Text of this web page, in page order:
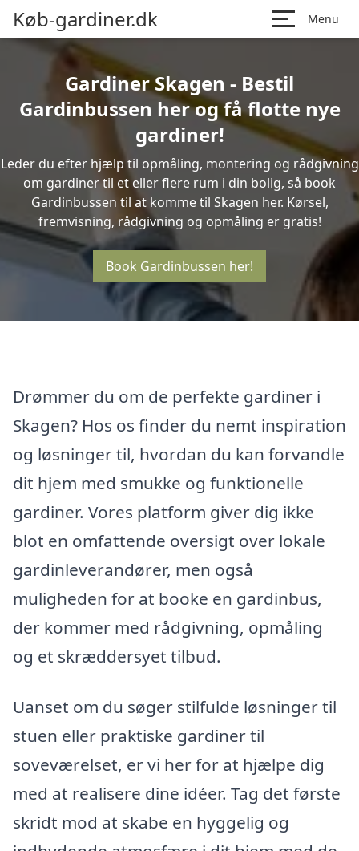
Køb-gardiner.dk Menu
Gardiner Skagen - Bestil
Gardinbussen her og få flotte nye
gardiner!
Leder du efter hjælp til opmåling, montering og rådgivning
om gardiner til et eller flere rum i din bolig, så book
Gardinbussen til at komme til Skagen her. Kørsel,
fremvisning, rådgivning og opmåling er gratis!
Book Gardinbussen her!
Drømmer du om de perfekte gardiner i
Skagen? Hos os finder du nemt inspiration
og løsninger til, hvordan du kan forvandle
dit hjem med smukke og funktionelle
gardiner. Vores platform giver dig ikke
blot en omfattende oversigt over lokale
gardinleverandører, men også
muligheden for at booke en gardinbus,
der kommer med rådgivning, opmåling
og et skræddersyet tilbud.
Uanset om du søger stilfulde løsninger til
stuen eller praktiske gardiner til
soveværelset, er vi her for at hjælpe dig
med at realisere dine idéer. Tag det første
skridt mod at skabe en hyggelig og